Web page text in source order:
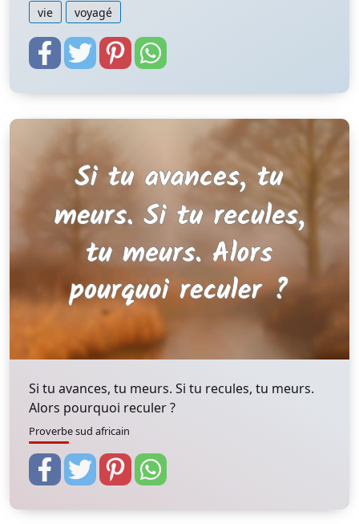
vie voyagé
Si tu avances, tu meurs. Si tu recules, tu meurs.
Alors pourquoi reculer ?
Proverbe sud africain